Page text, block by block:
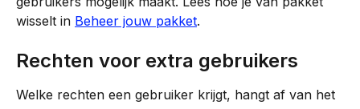
wisselt in Beheer jouw pakket.
Rechten voor extra gebruikers
Welke rechten een gebruiker krijgt, hangt af van het